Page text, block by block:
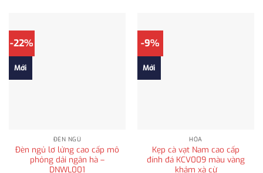
-22%
Mới
ĐÈN NGỦ
Đèn ngủ lơ lửng cao cấp mô
phỏng dải ngân hà –
DNWL001
-9%
Mới
HỎA
Kẹp cà vạt Nam cao cấp
đính đá KCV009 màu vàng
khảm xà cừ